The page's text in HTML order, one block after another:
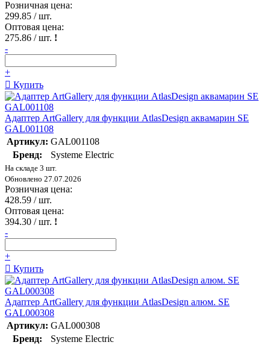
Розничная цена:
299.85 / шт.
Оптовая цена:
275.86 / шт. !
-
+
Купить
Адаптер ArtGallery для функции AtlasDesign аквамарин SE
GAL001108
Артикул: GAL001108
Бренд:
Systeme Electric
На складе 3 шт.
Обновлено 27.07.2026
Розничная цена:
428.59 / шт.
Оптовая цена:
394.30 / шт. !
-
+
Купить
Адаптер ArtGallery для функции AtlasDesign алюм. SE
GAL000308
Артикул: GAL000308
Бренд:
Systeme Electric